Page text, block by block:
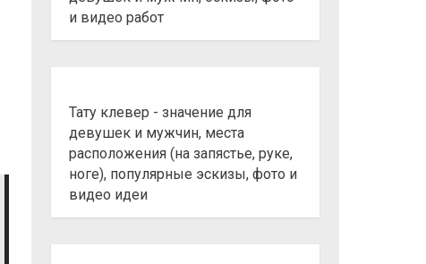
и видео работ
Тату клевер - значение для
девушек и мужчин, места
расположения (на запястье, руке,
ноге), популярные эскизы, фото и
видео идеи